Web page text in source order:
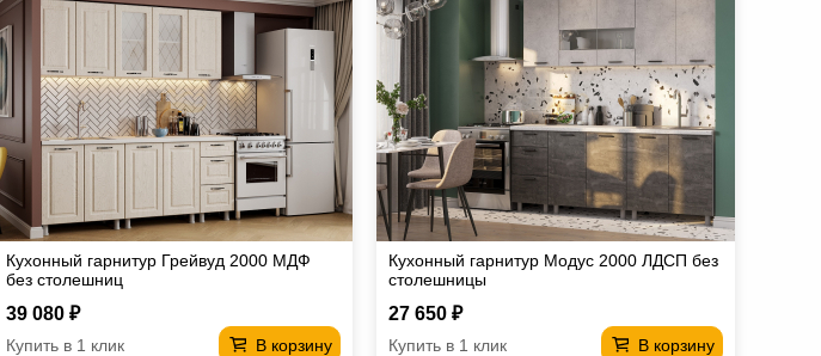
Кухонный гарнитур Грейвуд 2000 МДФ
без столешниц
39 080 ₽
В корзину
Купить в 1 клик
Кухонный гарнитур Модус 2000 ЛДСП без
столешницы
27 650 ₽
В корзину
Купить в 1 клик